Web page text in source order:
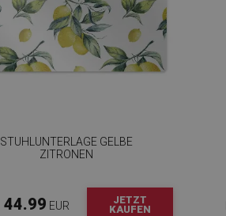
STUHLUNTERLAGE GELBE
ZITRONEN
44.99 EUR
JETZT
KAUFEN